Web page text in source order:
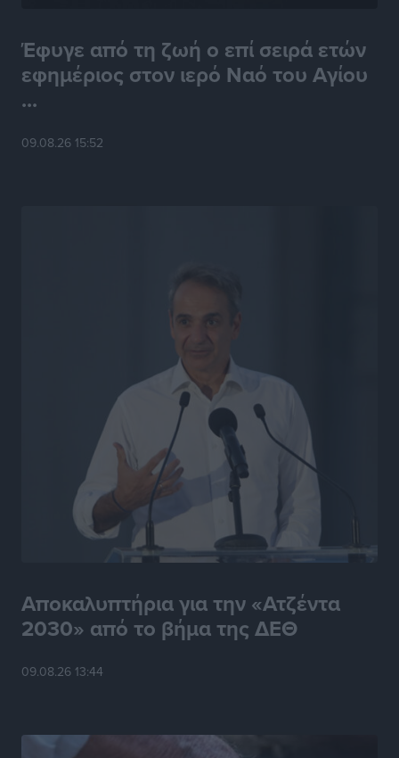
Έφυγε από τη ζωή ο επί σειρά ετών
εφημέριος στον ιερό Ναό του Αγίου
...
09.08.26 15:52
Αποκαλυπτήρια για την «Ατζέντα
2030» από το βήμα της ΔΕΘ
09.08.26 13:44